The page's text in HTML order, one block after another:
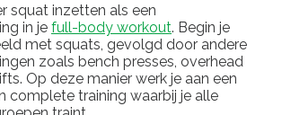
squat inzetten als een
in je full-body workout. Begin je
met squats, gevolgd door andere
zoals bench presses, overhead
Op deze manier werk je aan een
complete training waarbij je alle